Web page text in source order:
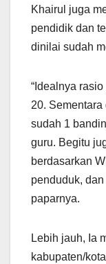
Khairul juga
pendidik dan
dinilai sudah
“Idealnya
20.
sudah 1
guru. Begitu
berdasarkan
penduduk,
paparnya.
Lebih jauh, Ia
kabupaten/